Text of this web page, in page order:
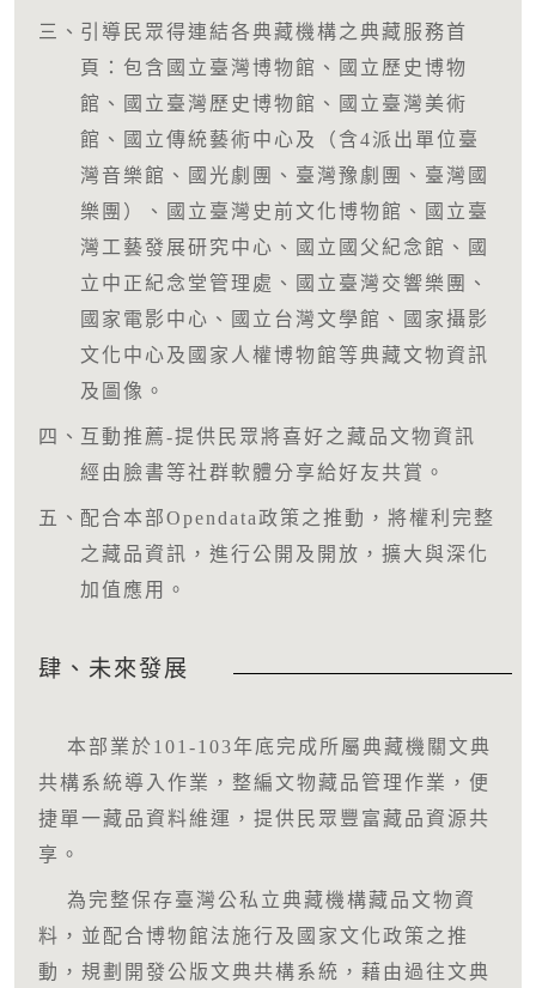
三、 引導民眾得連結各典藏機構之典藏服務首
頁：包含國立臺灣博物館、國立歷史博物
館、國立臺灣歷史博物館、國立臺灣美術
館、國立傳統藝術中心及（含4派出單位臺
灣音樂館、國光劇團、臺灣豫劇團、臺灣國
樂團）、國立臺灣史前文化博物館、國立臺
灣工藝發展研究中心、國立國父紀念館、國
立中正紀念堂管理處、國立臺灣交響樂團、
國家電影中心、國立台灣文學館、國家攝影
文化中心及國家人權博物館等典藏文物資訊
及圖像。
四、 互動推薦-提供民眾將喜好之藏品文物資訊
經由臉書等社群軟體分享給好友共賞。
五、 配合本部Opendata政策之推動，將權利完整
之藏品資訊，進行公開及開放，擴大與深化
加值應用。
肆、未來發展
本部業於101-103年底完成所屬典藏機關文典
共構系統導入作業，整編文物藏品管理作業，便
捷單一藏品資料維運，提供民眾豐富藏品資源共
享。
為完整保存臺灣公私立典藏機構藏品文物資
料，並配合博物館法施行及國家文化政策之推
動，規劃開發公版文典共構系統，藉由過往文典